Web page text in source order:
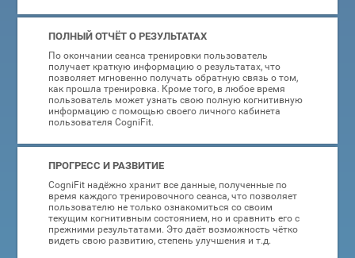
ПОЛНЫЙ ОТЧЁТ О РЕЗУЛЬТАТАХ
По окончании сеанса тренировки пользователь
получает краткую информацию о результатах, что
позволяет мгновенно получать обратную связь о том,
как прошла тренировка. Кроме того, в любое время
пользователь может узнать свою полную когнитивную
информацию с помощью своего личного кабинета
пользователя CogniFit.
ПРОГРЕСС И РАЗВИТИЕ
CogniFit надёжно хранит все данные, полученные по
время каждого тренировочного сеанса, что позволяет
пользователю не только ознакомиться со своим
текущим когнитивным состоянием, но и сравнить его с
прежними результатами. Это даёт возможность чётко
видеть свою развитию, степень улучшения и т.д.